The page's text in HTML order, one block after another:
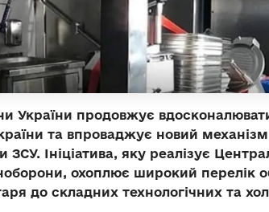
України продовжує
та впроваджує новий
ЗСУ. Ініціатива, яку реалізує
охоплює широкий перелік
до складних технологічних та